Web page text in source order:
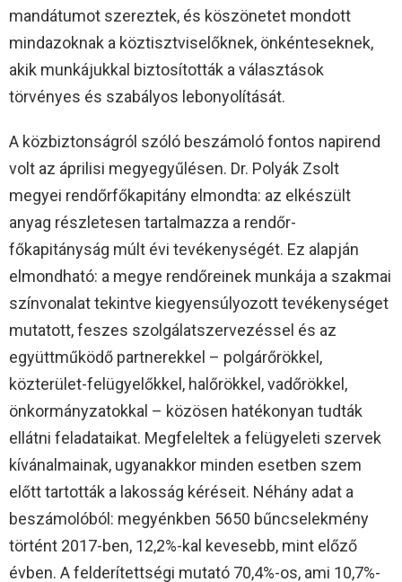
mandátumot szereztek, és köszönetet mondott
mindazoknak a köztisztviselőknek, önkénteseknek,
akik munkájukkal biztosították a választások
törvényes és szabályos lebonyolítását.
A közbiztonságról szóló beszámoló fontos napirend
volt az áprilisi megyegyűlésen. Dr. Polyák Zsolt
megyei rendőrfőkapitány elmondta: az elkészült
anyag részletesen tartalmazza a rendőr-
főkapitányság múlt évi tevékenységét. Ez alapján
elmondható: a megye rendőreinek munkája a szakmai
színvonalat tekintve kiegyensúlyozott tevékenységet
mutatott, feszes szolgálatszervezéssel és az
együttműködő partnerekkel – polgárőrökkel,
közterület-felügyelőkkel, halőrökkel, vadőrökkel,
önkormányzatokkal – közösen hatékonyan tudták
ellátni feladataikat. Megfeleltek a felügyeleti szervek
kívánalmainak, ugyanakkor minden esetben szem
előtt tartották a lakosság kéréseit. Néhány adat a
beszámolóból: megyénkben 5650 bűncselekmény
történt 2017-ben, 12,2%-kal kevesebb, mint előző
évben. A felderítettségi mutató 70,4%-os, ami 10,7%-